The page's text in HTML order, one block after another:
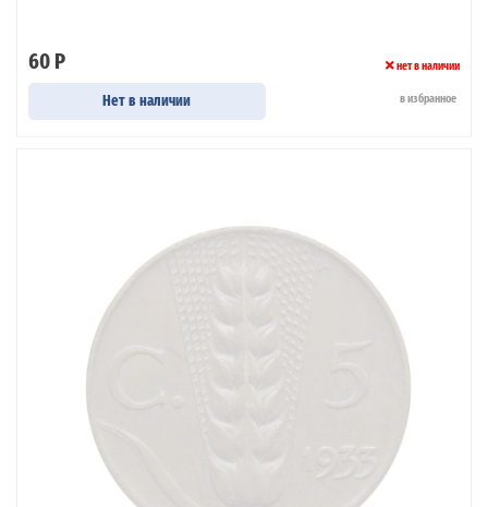
60 Р нет в наличии
Нет в наличии в избранное